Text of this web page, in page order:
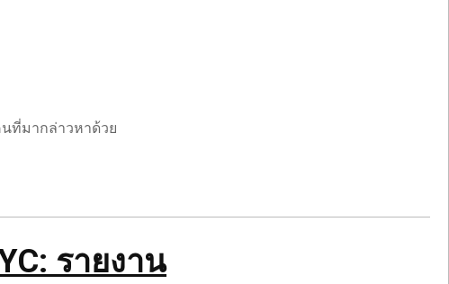
นที่มากล่าวหาด้วย
รายงาน